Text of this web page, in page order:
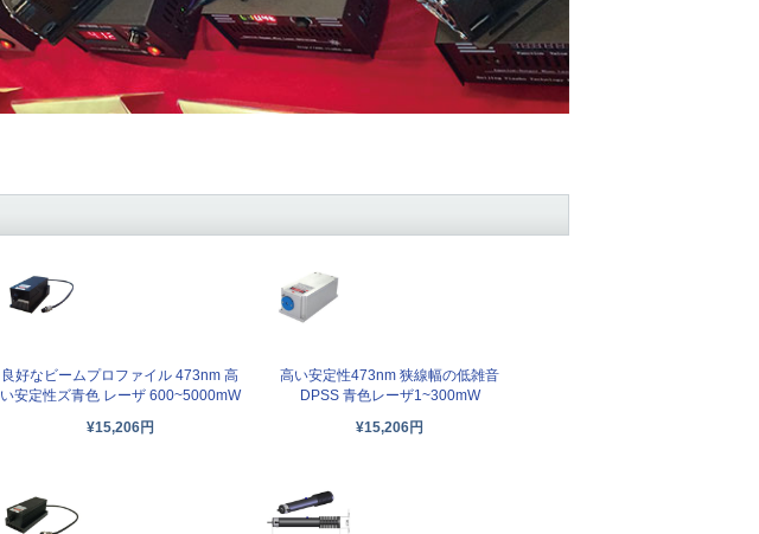
良好なビームプロファイル 473nm 高
い安定性ズ青色 レーザ 600~5000mW
¥15,206円
高い安定性473nm 狭線幅の低雑音
DPSS 青色レーザ1~300mW
¥15,206円